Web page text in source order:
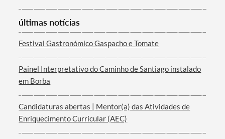
Termo de Pesquisa
Categorias gerais
últimas notícias
Festival Gastronómico Gaspacho e Tomate
Painel Interpretativo do Caminho de Santiago instalado
em Borba
Candidaturas abertas | Mentor(a) das Atividades de
Enriquecimento Curricular (AEC)